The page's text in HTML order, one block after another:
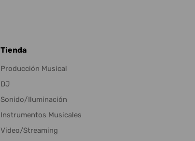
Tienda
Producción Musical
DJ
Sonido/Iluminación
Instrumentos Musicales
Video/Streaming